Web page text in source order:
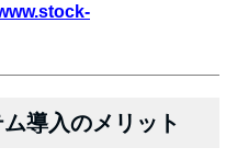
導入のメリット